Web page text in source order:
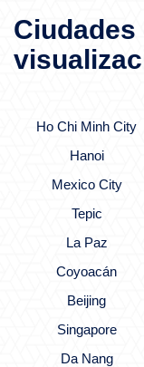
Ho Chi Minh City
Hanoi
Mexico City
Tepic
La Paz
Coyoacán
Beijing
Singapore
Da Nang